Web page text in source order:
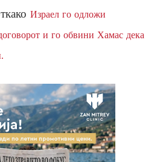
Израел го одложи
и го обвини Хамас дека